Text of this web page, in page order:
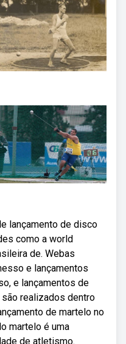
lançamento de disco
como a world
de. Webas
e lançamentos
e lançamentos de
realizados dentro
de martelo no
martelo é uma
de atletismo.